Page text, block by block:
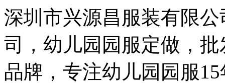
深圳市兴源昌服装有限
司，幼儿园园服定做，
品牌，专注幼儿园园服